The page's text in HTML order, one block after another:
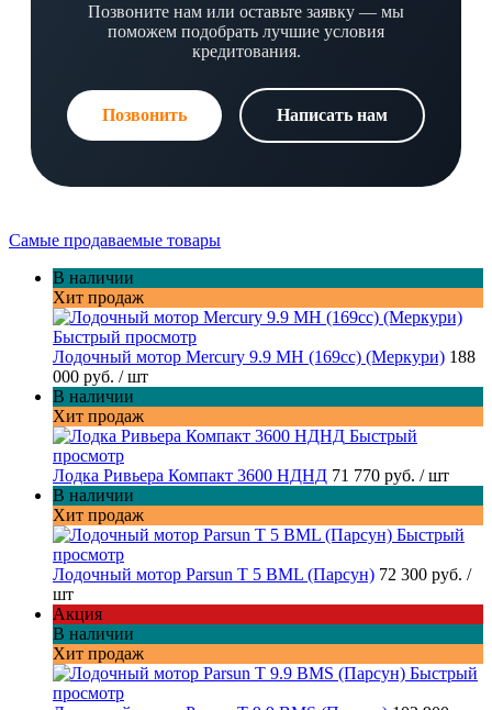
Позвоните нам или оставьте заявку — мы
поможем подобрать лучшие условия
кредитования.
Позвонить Написать нам
Самые продаваемые товары
В наличии
Хит продаж
Быстрый просмотр
Лодочный мотор Mercury 9.9 MH (169cc) (Меркури) 188
000 руб. / шт
В наличии
Хит продаж
Быстрый
просмотр
Лодка Ривьера Компакт 3600 НДНД 71 770 руб. / шт
В наличии
Хит продаж
Быстрый
просмотр
Лодочный мотор Parsun T 5 BML (Парсун) 72 300 руб. /
шт
Акция
В наличии
Хит продаж
Быстрый
просмотр